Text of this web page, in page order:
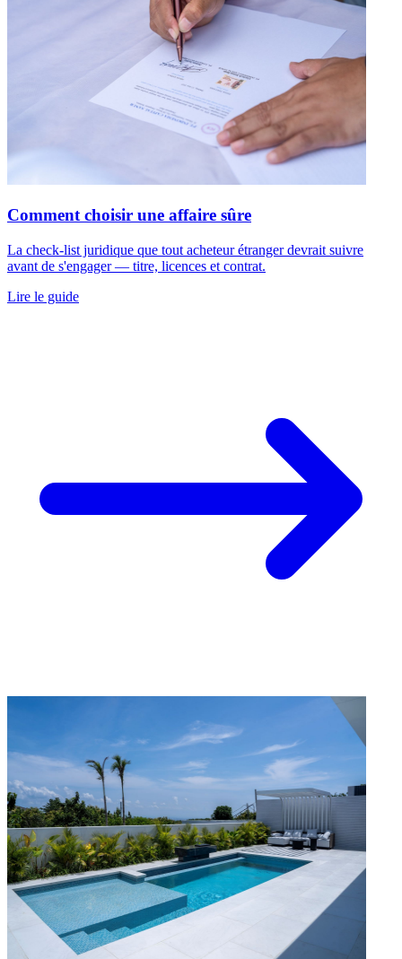
Comment choisir une affaire sûre
La check-list juridique que tout acheteur étranger devrait suivre
avant de s'engager — titre, licences et contrat.
Lire le guide